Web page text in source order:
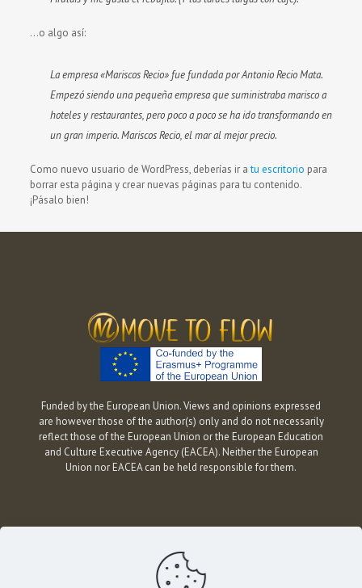
…o algo así:
La empresa «Mariscos Recio» fue fundada por Antonio Recio Mata.
Empezó siendo una pequeña empresa que suministraba marisco a
hoteles y restaurantes, pero poco a poco se ha ido transformando en
un gran imperio. Mariscos Recio, el mar al mejor precio.
Como nuevo usuario de WordPress, deberías ir atu escritorio para
borrar esta página y crear nuevas páginas para tu contenido.
¡Pásalo bien!
Funded by the European Union. Views and opinions expressed
are however those of the author(s) only and do not necessarily
reflect those of the European Union or the European Education
and Culture Executive Agency (EACEA). Neither the European
Union nor EACEA can be held responsible for them.